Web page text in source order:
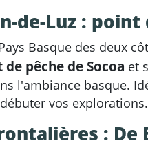
de-Luz :
Basque des deux
pêche de Socoa et
l'ambiance basque.
vos explorations.
: De